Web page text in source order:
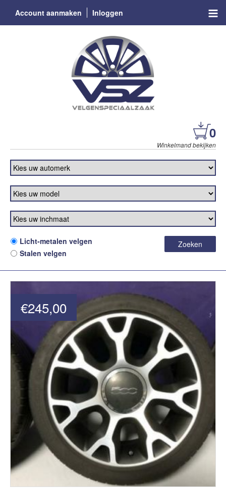
Account aanmaken Inloggen
0
Winkelmand bekijken
Zoeken
Licht-metalen velgen
Stalen velgen
€245,00